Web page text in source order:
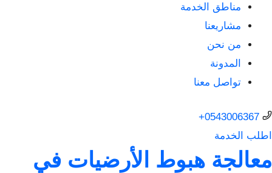
مناطق الخدمة
مشاريعنا
من نحن
المدونة
تواصل معنا
0543006367+
اطلب الخدمة
معالجة هبوط الأرضيات في